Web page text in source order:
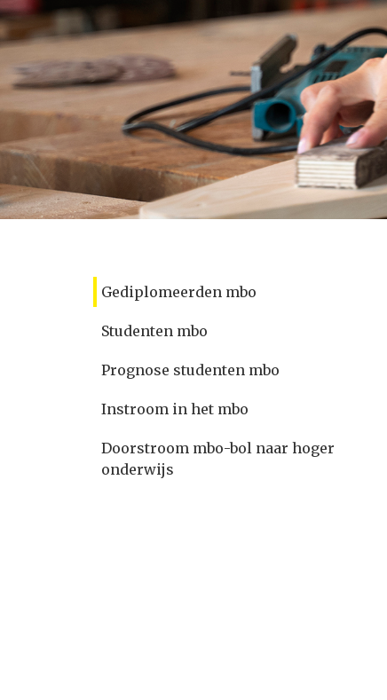
Gediplomeerden mbo
Studenten mbo
Prognose studenten mbo
Instroom in het mbo
Doorstroom mbo-bol naar hoger
onderwijs